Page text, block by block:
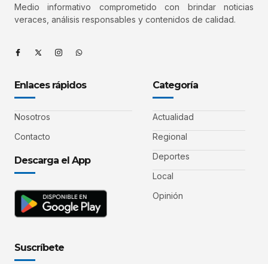
Medio informativo comprometido con brindar noticias
veraces, análisis responsables y contenidos de calidad.
Enlaces rápidos
Nosotros
Contacto
Descarga el App
Categoría
Actualidad
Regional
Deportes
Local
Opinión
Suscríbete